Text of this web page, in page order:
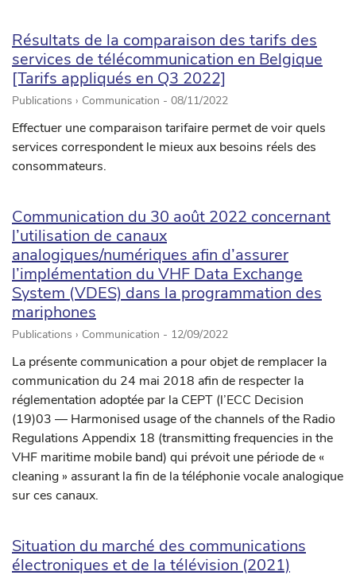
Résultats de la comparaison des tarifs des
services de télécommunication en Belgique
[Tarifs appliqués en Q3 2022]
Publications › Communication - 08/11/2022
Effectuer une comparaison tarifaire permet de voir quels
services correspondent le mieux aux besoins réels des
consommateurs.
Communication du 30 août 2022 concernant
l’utilisation de canaux
analogiques/numériques afin d’assurer
l’implémentation du VHF Data Exchange
System (VDES) dans la programmation des
mariphones
Publications › Communication - 12/09/2022
La présente communication a pour objet de remplacer la
communication du 24 mai 2018 afin de respecter la
réglementation adoptée par la CEPT (l’ECC Decision
(19)03 — Harmonised usage of the channels of the Radio
Regulations Appendix 18 (transmitting frequencies in the
VHF maritime mobile band) qui prévoit une période de «
cleaning » assurant la fin de la téléphonie vocale analogique
sur ces canaux.
Situation du marché des communications
électroniques et de la télévision (2021)